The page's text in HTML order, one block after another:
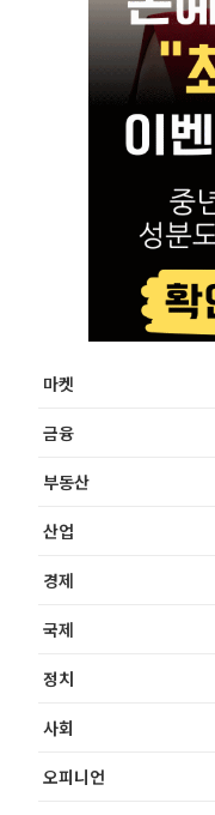
마켓
금융
부동산
산업
경제
국제
정치
사회
오피니언